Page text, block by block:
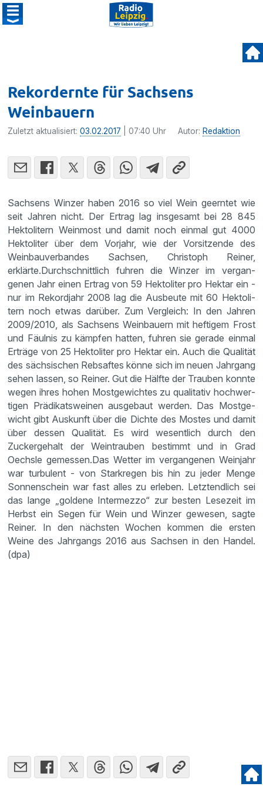
Rekordernte für Sachsens
Weinbauern
Zuletzt aktualisiert:03.02.2017 | 07:40 Uhr Autor: Redaktion
Sachsens Winzer haben 2016 so viel Wein geerntet wie
seit Jahren nicht. Der Ertrag lag insge­samt bei 28 845
Hekto­li­tern Weinmost und damit noch einmal gut 4000
Hekto­liter über dem Vorjahr, wie der Vorsit­zende des
Weinbau­ver­bandes Sachsen, Chris­toph Reiner,
erklärte.Durch­schnitt­lich fuhren die Winzer im vergan­
genen Jahr einen Ertrag von 59 Hekto­liter pro Hektar ein -
nur im Rekord­jahr 2008 lag die Ausbeute mit 60 Hekto­li­
tern noch etwas darüber. Zum Vergleich: In den Jahren
2009/2010, als Sachsens Weinbauern mit heftigem Frost
und Fäulnis zu kämpfen hatten, fuhren sie gerade einmal
Erträge von 25 Hekto­liter pro Hektar ein. Auch die Qualität
des sächsi­schen Rebsaftes könne sich im neuen Jahrgang
sehen lassen, so Reiner. Gut die Hälfte der Trauben konnte
wegen ihres hohen Mostge­wichtes zu quali­tativ hochwer­
tigen Prädi­kats­weinen ausge­baut werden. Das Mostge­
wicht gibt Auskunft über die Dichte des Mostes und damit
über dessen Qualität. Es wird wesent­lich durch den
Zucker­ge­halt der Weintrauben bestimmt und in Grad
Oechsle gemessen.Das Wetter im vergan­genen Weinjahr
war turbu­lent - von Stark­regen bis hin zu jeder Menge
Sonnen­schein war fast alles zu erleben. Letzt­end­lich sei
das lange „goldene Inter­mezzo“ zur besten Lesezeit im
Herbst ein Segen für Wein und Winzer gewesen, sagte
Reiner. In den nächsten Wochen kommen die ersten
Weine des Jahrgangs 2016 aus Sachsen in den Handel.
(dpa)